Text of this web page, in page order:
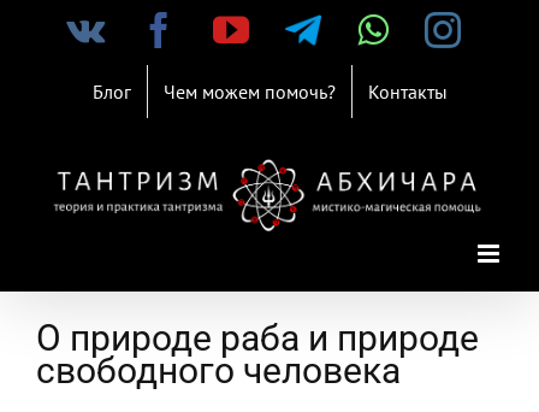
Vk Facebook
YouTube
Telegram
Блог Чем можем помочь? Контакты
О природе раба и природе
свободного человека